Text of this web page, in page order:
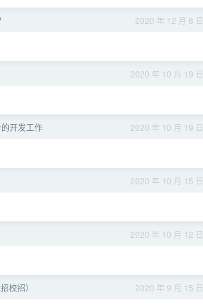
2020 年 12 月 8 日
2020 年 10 月 19 日
2020 年 10 月 19 日
开发工作
2020 年 10 月 15 日
2020 年 10 月 12 日
2020 年 9 月 15 日
校招）